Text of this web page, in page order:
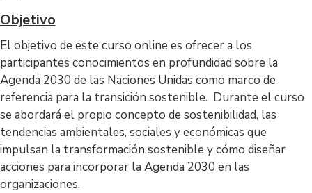
Objetivo
El objetivo de este curso online es ofrecer a los
participantes conocimientos en profundidad sobre la
Agenda 2030 de las Naciones Unidas como marco de
referencia para la transición sostenible. Durante el curso
se abordará el propio concepto de sostenibilidad, las
tendencias ambientales, sociales y económicas que
impulsan la transformación sostenible y cómo diseñar
acciones para incorporar la Agenda 2030 en las
organizaciones.